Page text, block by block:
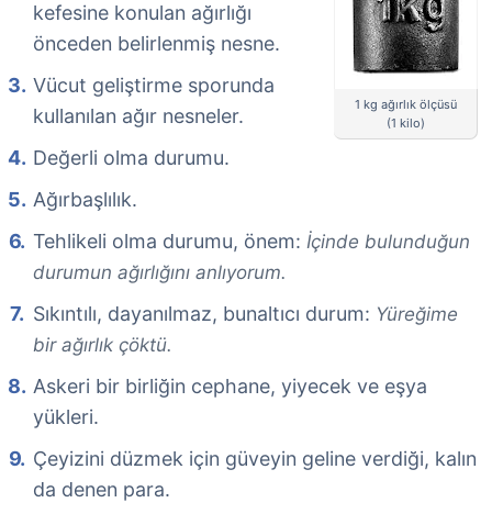
1 kg ağırlık ölçüsü
(1 kilo)
kefesine konulan ağırlığı
önceden belirlenmiş nesne.
Vücut geliştirme sporunda
kullanılan ağır nesneler.
Değerli olma durumu.
Ağırbaşlılık.
Tehlikeli olma durumu, önem: İçinde bulunduğun
durumun ağırlığını anlıyorum.
Sıkıntılı, dayanılmaz, bunaltıcı durum: Yüreğime
bir ağırlık çöktü.
Askeri bir birliğin cephane, yiyecek ve eşya
yükleri.
Çeyizini düzmek için güveyin geline verdiği, kalın
da denen para.